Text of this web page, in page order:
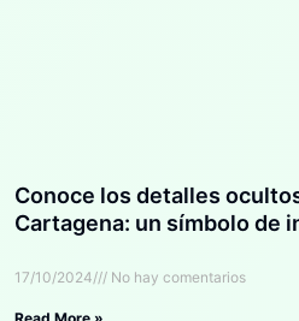
Conoce los detalles
Cartagena: un símbolo de
17/10/2024 No hay comentarios